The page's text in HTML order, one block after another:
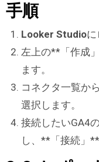
手順
Looker Studioに
左上の**「作成」
ます。
コネクタ一覧か
選択します。
接続したいGA4
し、**「接続」